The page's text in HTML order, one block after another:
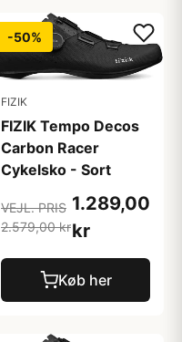
-50%
FIZIK
FIZIK Tempo Decos
Carbon Racer
Cykelsko - Sort
VEJL. PRIS
2.579,00 kr
1.289,00
kr
Køb her